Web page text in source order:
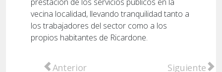
vecina localidad, llevando tranquilidad tanto a
los trabajadores del sector como a los
propios habitantes de Ricardone.
Artículo anterior: Caen tres hombres tras
Anterior Artículo
Siguiente